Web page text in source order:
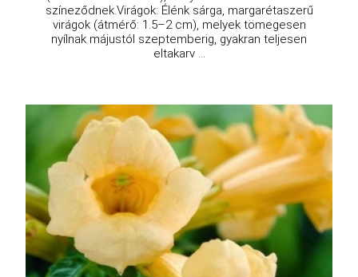
színeződnek.Virágok: Élénk sárga, margarétaszerű
virágok (átmérő: 1.5–2 cm), melyek tömegesen
nyílnak májustól szeptemberig, gyakran teljesen
eltakarv ...